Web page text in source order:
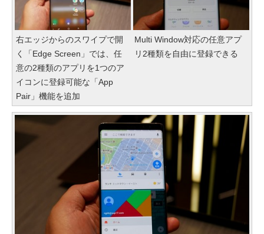
右エッジからのスワイプで開
く「Edge Screen」では、任
意の2種類のアプリを1つのア
イコンに登録可能な「App
Pair」機能を追加
Multi Window対応の任意アプ
リ2種類を自由に登録できる